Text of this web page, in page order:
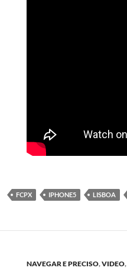
FCPX IPHONE5 LISBOA
NAVEGAR E PRECISO,VIDEO,